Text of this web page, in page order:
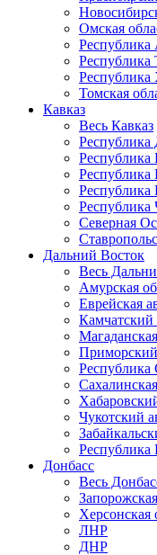
Омская
Республика
Республика
Республика
Томская
Кавказ
Весь Кавказ
Республика
Республика
Республика
Республика
Северная
Дальний Восток
Весь
Амурская
Еврейская
Камчатский
Республика
Чукотский
Республика
Донбасс
Весь
Херсонская
ЛНР
ДНР